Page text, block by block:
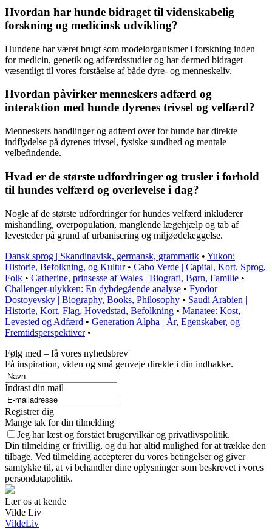
Hvordan har hunde bidraget til videnskabelig
forskning og medicinsk udvikling?
Hundene har været brugt som modelorganismer i forskning inden
for medicin, genetik og adfærdsstudier og har dermed bidraget
væsentligt til vores forståelse af både dyre- og menneskeliv.
Hvordan påvirker menneskers adfærd og
interaktion med hunde dyrenes trivsel og velfærd?
Menneskers handlinger og adfærd over for hunde har direkte
indflydelse på dyrenes trivsel, fysiske sundhed og mentale
velbefindende.
Hvad er de største udfordringer og trusler i forhold
til hundes velfærd og overlevelse i dag?
Nogle af de største udfordringer for hundes velfærd inkluderer
mishandling, overpopulation, manglende lægehjælp og tab af
levesteder på grund af urbanisering og miljøødelæggelse.
Dansk sprog | Skandinavisk, germansk, grammatik • Yukon:
Historie, Befolkning, og Kultur• Cabo Verde | Capital, Kort, Sprog,
Folk • Catherine, prinsesse af Wales | Biografi, Børn, Familie •
Challenger-ulykken: En dybdegående analyse • Fyodor
Dostoyevsky | Biography, Books, Philosophy • Saudi Arabien |
Historie, Kort, Flag, Hovedstad, Befolkning • Manatee: Kost,
Levested og Adfærd • Generation Alpha | År, Egenskaber, og
Fremtidsperspektiver•
Følg med – få vores nyhedsbrev
Få inspiration, viden og små genveje direkte i din indbakke.
Indtast din mail
Registrer dig
Mange tak for din tilmelding
Jeg har læst og forstået brugervilkår og privatlivspolitik.
Din tilmelding er frivillig, og du har altid mulighed for at trække den
tilbage. Ved tilmelding accepterer du vores betingelser og giver
samtykke til, at vi behandler dine oplysninger som beskrevet i vores
persondatapolitik.
Lær os at kende
Vilde Liv
VildeLiv